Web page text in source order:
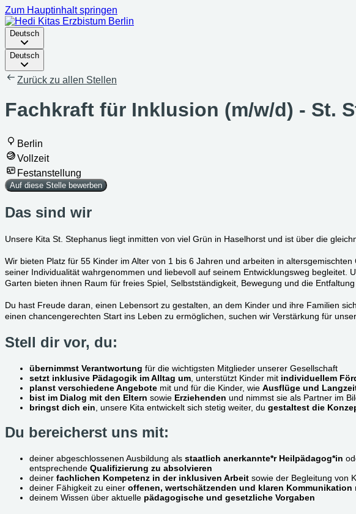
Zum Hauptinhalt springen
Deutsch
Deutsch
Zurück zu allen Stellen
Fachkraft für Inklusion (m/w/d) - St.
Berlin
Vollzeit
Festanstellung
Auf diese Stelle bewerben
Das sind wir
Unsere Kita St. Stephanus liegt inmitten von viel Grün in Haselhorst und ist über die
Wir bieten Platz für 55 Kinder im Alter von 1 bis 6 Jahren und arbeiten in
seiner Individualität wahrgenommen und liebevoll auf seinem Entwicklungsweg
Garten bieten ihnen Raum für freies Spiel, Selbstständigkeit, Bewegung und die
Du hast Freude daran, einen Lebensort zu gestalten, an dem Kinder und ihre Familien
einen chancengerechten Start ins Leben zu ermöglichen, suchen wir Verstärkung für unser
Stell dir vor, du:
übernimmst Verantwortung für die wichtigsten Mitglieder unserer Gesellschaft
setzt inklusive Pädagogik im Alltag um , unterstützt Kinder mit individuellem
planst verschiedene Angebote mit und für die Kinder, wie Ausflüge und
bist im Dialog mit den Eltern sowie Erziehenden und nimmst sie als Partner im
bringst dich ein , unsere Kita entwickelt sich stetig weiter, du gestaltest die
Du bereicherst uns mit:
deiner abgeschlossenen Ausbildung als staatlich anerkannte*r Heilpädagog*in
entsprechende Qualifizierung zu absolvieren
deiner fachlichen Kompetenz in der inklusiven Arbeit sowie der Begleitung von
deiner Fähigkeit zu einer offenen, wertschätzenden und klaren Kommunikation
deinem Wissen über aktuelle pädagogische und gesetzliche Vorgaben